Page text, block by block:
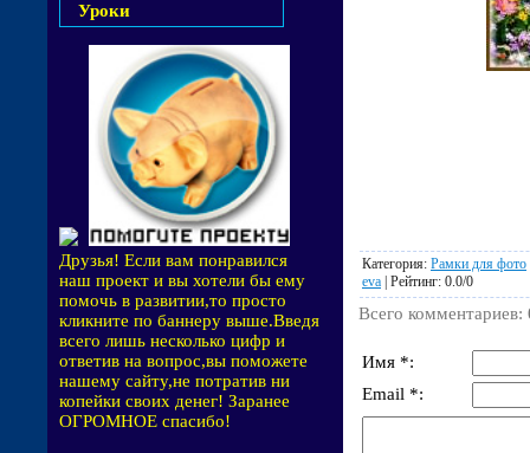
Уроки
Друзья! Если вам понравился
наш проект и вы хотели бы ему
помочь в развитии,то просто
кликните по баннеру выше.Введя
всего лишь несколько цифр и
ответив на вопрос,вы поможете
нашему сайту,не потратив ни
копейки своих денег! Заранее
ОГРОМНОЕ спасибо!
Категория: Рамки для фото
eva | Рейтинг: 0.0/0
Всего комментариев:
Имя *:
Email *: